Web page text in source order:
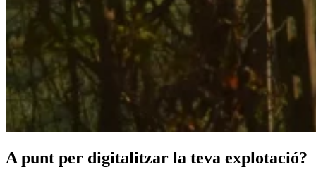
A punt per digitalitzar la teva explotació?